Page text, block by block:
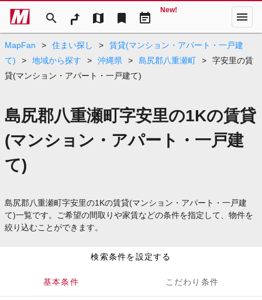
search map bookmark event_note
New! menu
MapFan > 住まい探し >
賃貸(マンション・アパート・一戸建
て)
> 地域から探す > 沖縄県 > 島尻郡八重瀬町 >
字安里の賃
貸(マンション・アパート・一戸建て)
島尻郡八重瀬町字安里の1Kの賃貸
(マンション・アパート・一戸建
て)
島尻郡八重瀬町字安里の1Kの賃貸(マンション・アパート・一戸建
て)一覧です。ご希望の間取りや家賃などの条件を指定して、物件を
絞り込むことができます。
検索条件を設定する
基本条件 こだわり条件